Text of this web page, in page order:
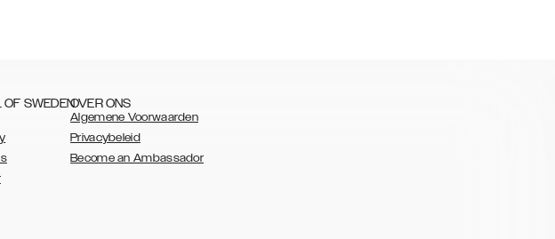
OF SWEDENOVER ONS
Algemene Voorwaarden
Privacybeleid
Become an Ambassador